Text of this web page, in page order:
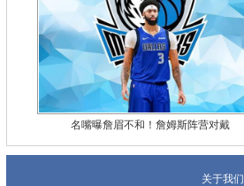
名嘴曝詹眉不和！詹姆斯阵营对戴
关于我们